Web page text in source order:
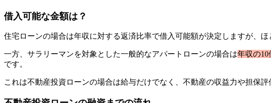
借入可能な金額は？
住宅ローンの場合は年収に対する返済比率で借入可能額が決定しますが、
一方、サラリーマンを対象とした一般的なアパートローンの場合は年収の
です。
これは不動産投資ローンの場合は給与だけでなく、不動産の収益力や担保